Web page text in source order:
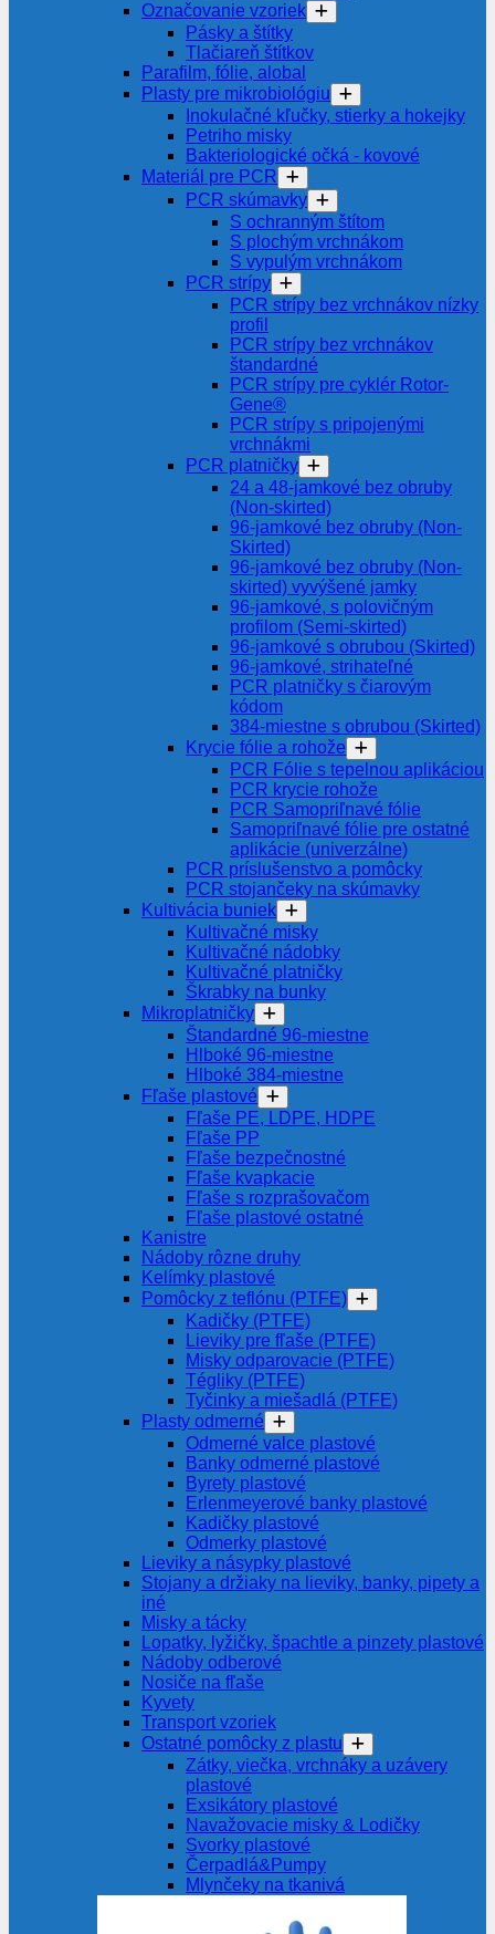
Označovanie vzoriek
Pásky a štítky
Tlačiareň štítkov
Parafilm, fólie, alobal
Plasty pre mikrobiológiu
Inokulačné kľučky, stierky a hokejky
Petriho misky
Bakteriologické očká - kovové
Materiál pre PCR
PCR skúmavky
S ochranným štítom
S plochým vrchnákom
S vypulým vrchnákom
PCR strípy
PCR strípy bez vrchnákov nízky
profil
PCR strípy bez vrchnákov
štandardné
PCR strípy pre cyklér Rotor-
Gene®
PCR strípy s pripojenými
vrchnákmi
PCR platničky
24 a 48-jamkové bez obruby
(Non-skirted)
96-jamkové bez obruby (Non-
Skirted)
96-jamkové bez obruby (Non-
skirted) vyvýšené jamky
96-jamkové, s polovičným
profilom (Semi-skirted)
96-jamkové s obrubou (Skirted)
96-jamkové, strihateľné
PCR platničky s čiarovým
kódom
384-miestne s obrubou (Skirted)
Krycie fólie a rohože
PCR Fólie s tepelnou aplikáciou
PCR krycie rohože
PCR Samopriľnavé fólie
Samopriľnavé fólie pre ostatné
aplikácie (univerzálne)
PCR príslušenstvo a pomôcky
PCR stojančeky na skúmavky
Kultivácia buniek
Kultivačné misky
Kultivačné nádobky
Kultivačné platničky
Škrabky na bunky
Mikroplatničky
Štandardné 96-miestne
Hlboké 96-miestne
Hlboké 384-miestne
Fľaše plastové
Fľaše PE, LDPE, HDPE
Fľaše PP
Fľaše bezpečnostné
Fľaše kvapkacie
Fľaše s rozprašovačom
Fľaše plastové ostatné
Kanistre
Nádoby rôzne druhy
Kelímky plastové
Pomôcky z teflónu (PTFE)
Kadičky (PTFE)
Lieviky pre fľaše (PTFE)
Misky odparovacie (PTFE)
Tégliky (PTFE)
Tyčinky a miešadlá (PTFE)
Plasty odmerné
Odmerné valce plastové
Banky odmerné plastové
Byrety plastové
Erlenmeyerové banky plastové
Kadičky plastové
Odmerky plastové
Lieviky a násypky plastové
Stojany a držiaky na lieviky, banky, pipety a
iné
Misky a tácky
Lopatky, lyžičky, špachtle a pinzety plastové
Nádoby odberové
Nosiče na fľaše
Kyvety
Transport vzoriek
Ostatné pomôcky z plastu
Zátky, viečka, vrchnáky a uzávery
plastové
Exsikátory plastové
Navažovacie misky & Lodičky
Svorky plastové
Čerpadlá&Pumpy
Mlynčeky na tkanivá